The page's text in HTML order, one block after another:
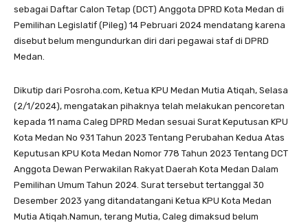
sebagai Daftar Calon Tetap (DCT) Anggota DPRD Kota Medan di
Pemilihan Legislatif (Pileg) 14 Pebruari 2024 mendatang karena
disebut belum mengundurkan diri dari pegawai staf di DPRD
Medan.
Dikutip dari Posroha.com, Ketua KPU Medan Mutia Atiqah, Selasa
(2/1/2024), mengatakan pihaknya telah melakukan pencoretan
kepada 11 nama Caleg DPRD Medan sesuai Surat Keputusan KPU
Kota Medan No 931 Tahun 2023 Tentang Perubahan Kedua Atas
Keputusan KPU Kota Medan Nomor 778 Tahun 2023 Tentang DCT
Anggota Dewan Perwakilan Rakyat Daerah Kota Medan Dalam
Pemilihan Umum Tahun 2024. Surat tersebut tertanggal 30
Desember 2023 yang ditandatangani Ketua KPU Kota Medan
Mutia Atiqah.Namun, terang Mutia, Caleg dimaksud belum